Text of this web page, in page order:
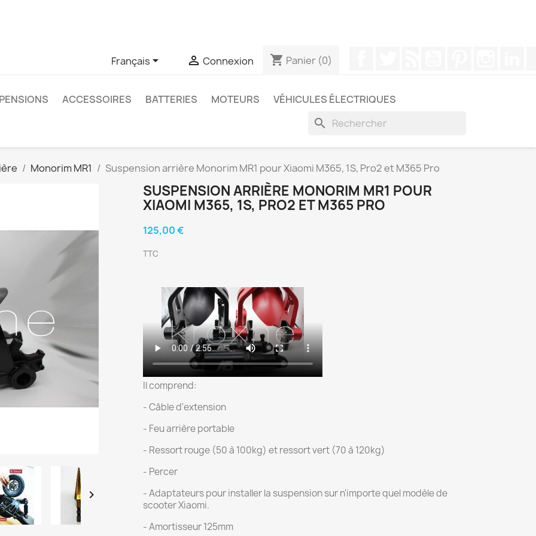
Français  Connexion shopping_cart Panier (0)
ACCESSOIRES BATTERIES MOTEURS VÉHICULES ÉLECTRIQUES
search
Monorim MR1 Suspension arrière Monorim MR1 pour Xiaomi M365, 1S, Pro2 et M365 Pro

SUSPENSION ARRIÈRE MONORIM MR1 POUR
XIAOMI M365, 1S, PRO2 ET M365 PRO
125,00 €
TTC
Il comprend:
- Câble d'extension
- Feu arrière portable
- Ressort rouge (50 à 100kg) et ressort vert (70 à 120kg)
- Percer
- Adaptateurs pour installer la suspension sur n'importe quel modèle de
scooter Xiaomi.
- Amortisseur 125mm